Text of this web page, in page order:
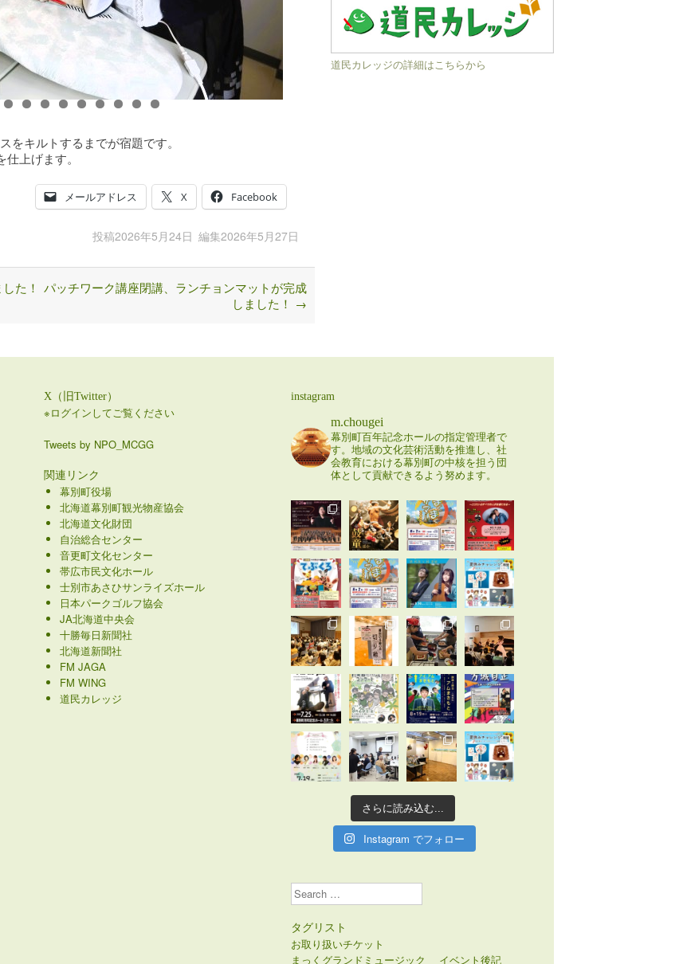
0 1 2 3
4
をキルトするまでが宿題です。
上げます。
メールアドレス X Facebook
投稿2026年5月24日 編集2026年5月27日
た！ パッチワーク講座閉講、ランチョンマットが完成
しました！ →
道民カレッジの詳細はこちらから
X（旧Twitter）
※ログインしてご覧ください
Tweets by NPO_MCGG
関連リンク
幕別町役場
北海道幕別町観光物産協会
北海道文化財団
自治総合センター
音更町文化センター
帯広市民文化ホール
士別市あさひサンライズホール
日本パークゴルフ協会
JA北海道中央会
十勝毎日新聞社
北海道新聞社
FM JAGA
FM WING
道民カレッジ
instagram
m.chougei
幕別町百年記念ホールの指定管理者で
す。地域の文化芸術活動を推進し、社
会教育における幕別町の中核を担う団
体として貢献できるよう努めます。
さらに読み込む...
Instagram でフォロー
Search
タグリスト
お取り扱いチケット
まっくグランドミュージック
イベント後記